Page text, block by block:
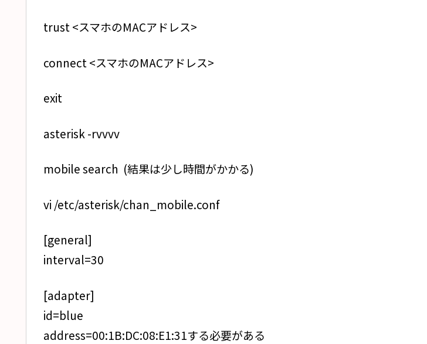
trust <スマホのMACアドレス>
connect <スマホのMACアドレス>
exit
asterisk -rvvvv
mobile search (結果は少し時間がかかる)
vi /etc/asterisk/chan_mobile.conf
[general]
interval=30
[adapter]
id=blue
address=00:1B:DC:08:E1:31する必要がある